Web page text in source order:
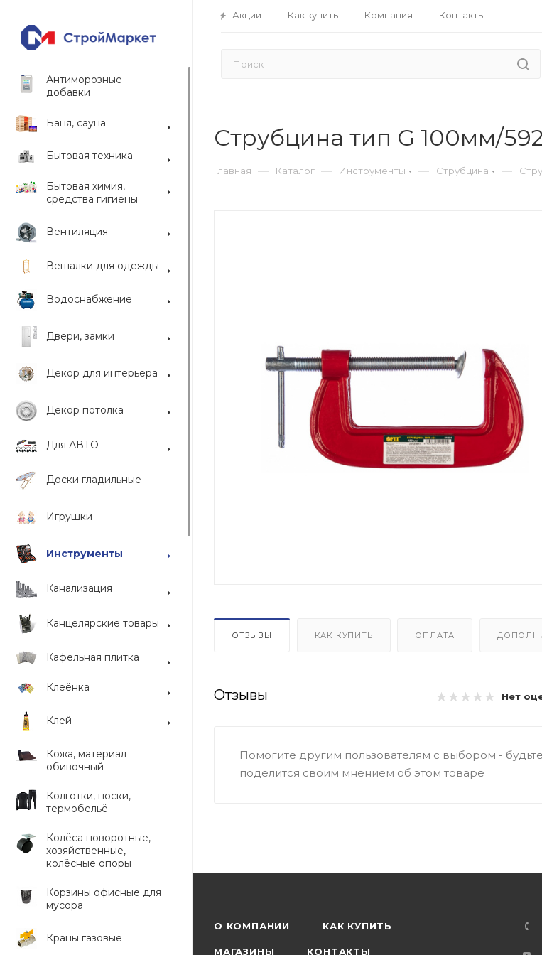
Акции Как купить Компания Контакты
Антиморозные
добавки
Баня, сауна
Бытовая техника
Бытовая химия,
средства гигиены
Вентиляция
Вешалки для одежды
Водоснабжение
Двери, замки
Декор для интерьера
Декор потолка
Для АВТО
Доски гладильные
Игрушки
Инструменты
Канализация
Канцелярские товары
Кафельная плитка
Клеёнка
Клей
Кожа, материал
обивочный
Колготки, носки,
термобельё
Колёса поворотные,
хозяйственные,
колёсные опоры
Корзины офисные для
мусора
Краны газовые
Струбцина тип G 100мм/
Главная — Каталог — Инструменты — Струбцина —
ОТЗЫВЫ КАК КУПИТЬ ОПЛАТА
Отзывы Нет
Помогите другим пользователям с выбором -
поделится своим мнением об этом товаре
О КОМПАНИИ КАК КУПИТЬ
МАГАЗИНЫ КОНТАКТЫ